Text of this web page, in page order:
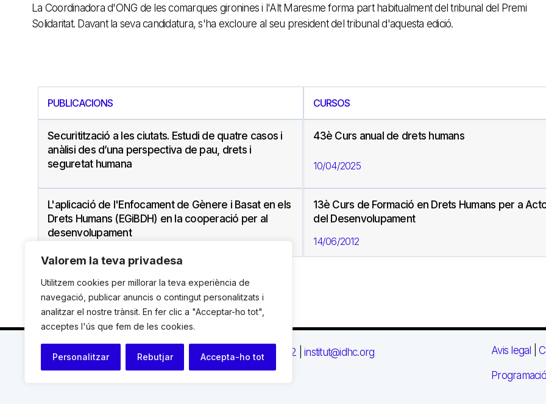
Valorem la teva privadesa
Utilitzem cookies per millorar la teva experiència de
navegació, publicar anuncis o contingut personalitzats i
analitzar el nostre trànsit. En fer clic a "Acceptar-ho tot",
acceptes l'ús que fem de les cookies.
Personalitzar Rebutjar Accepta-ho tot
La Coordinadora d'ONG de les comarques gironines i l'Alt Maresme forma part habitualment del tribunal del Premi
Solidaritat. Davant la seva candidatura, s'ha excloure al seu president del tribunal d'aquesta edició.
PUBLICACIONS
Securitització a les ciutats. Estudi de quatre casos i
anàlisi des d’una perspectiva de pau, drets i
seguretat humana
L'aplicació de l'Enfocament de Gènere i Basat en els
Drets Humans (EGiBDH) en la cooperació per al
desenvolupament
CURSOS
43è Curs anual de drets humans
10/04/2025
13è Curs de Formació en Drets Humans per a
del Desenvolupament
14/06/2012
C. Avinyó 44, 2n | 08002 Barcelona | T.: +34 93 119 03 72 institut@idhc.org Avis legal |